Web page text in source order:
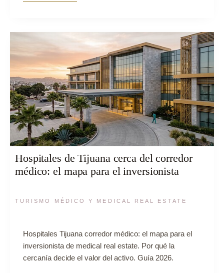
Hospitales de Tijuana cerca del corredor
médico: el mapa para el inversionista
TURISMO MÉDICO Y MEDICAL REAL ESTATE
Hospitales Tijuana corredor médico: el mapa para el
inversionista de medical real estate. Por qué la
cercanía decide el valor del activo. Guía 2026.